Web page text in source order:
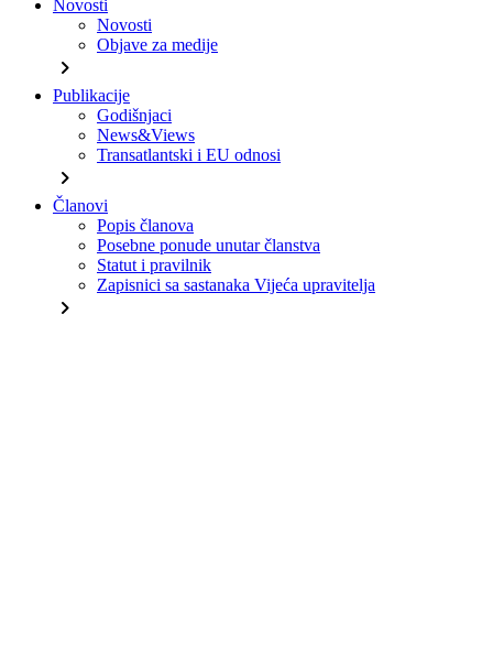
Novosti
Novosti
Objave za medije
chevron_right
Publikacije
Godišnjaci
News&Views
Transatlantski i EU odnosi
chevron_right
Članovi
Popis članova
Posebne ponude unutar članstva
Statut i pravilnik
Zapisnici sa sastanaka Vijeća upravitelja
chevron_right